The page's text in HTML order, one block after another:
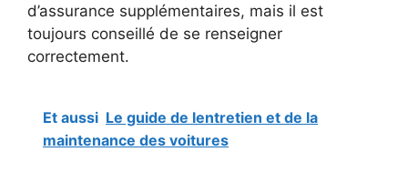
d’assurance supplémentaires, mais il est
toujours conseillé de se renseigner
correctement.
Et aussi Le guide de lentretien et de la
maintenance des voitures